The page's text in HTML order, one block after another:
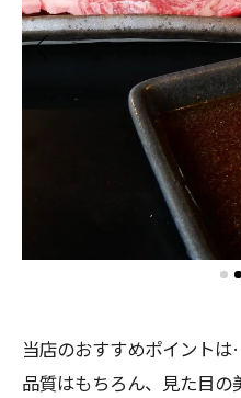
当店のおすすめポイント
品質はもちろん、見た目